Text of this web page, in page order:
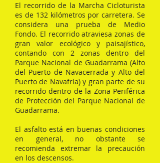
El recorrido de la Marcha Cicloturista
es de 132 kilómetros por carretera. Se
considera una prueba de Medio
Fondo. El recorrido atraviesa zonas de
gran valor ecológico y paisajístico,
contando con 2 zonas dentro del
Parque Nacional de Guadarrama (Alto
del Puerto de Navacerrada y Alto del
Puerto de Navafría) y gran parte de su
recorrido dentro de la Zona Periférica
de Protección del Parque Nacional de
Guadarrama.
El asfalto está en buenas condiciones
en general, no obstante se
recomienda extremar la precaución
en los descensos.